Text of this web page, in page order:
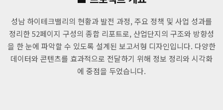
성남 하이테크밸리의 현황과 발전 과정, 주요 정책 및 사업 성과를
정리한 52페이지 구성의 종합 리포트로, 산업단지의 구조와 방향성
을 한 눈에 파악할 수 있도록 설계된 보고서형 디자인입니다. 다양한
데이터와 콘텐츠를 효과적으로 전달하기 위해 정보 정리와 시각화
에 중점을 두었습니다.